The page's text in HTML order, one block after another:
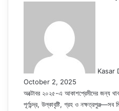
Kasar
October 2, 2025
অক্টোবর ২০২৫-এ আকাশপ্রেমীদের জন্য
পূর্ণচন্দ্র, উল্কাবৃষ্টি, গ্রহ ও